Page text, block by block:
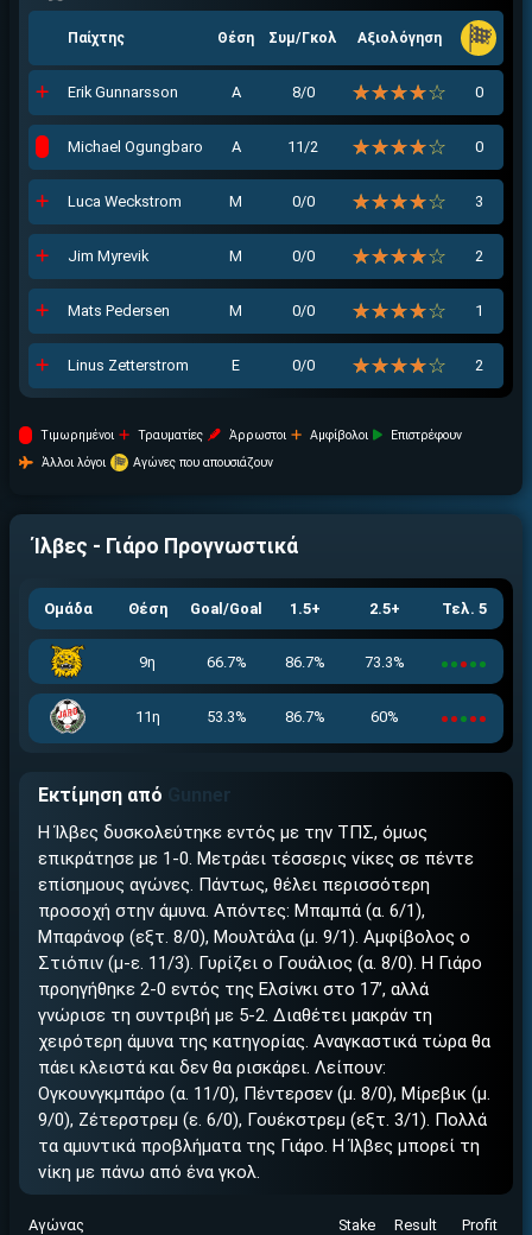
Παίχτης Θέση Συμ/Γκολ Αξιολόγηση
Erik Gunnarsson Α 8/0 ☆☆☆☆☆
★★★★★ 0
Michael Ogungbaro Α 11/2 ☆☆☆☆☆
★★★★★ 0
Luca Weckstrom Μ 0/0 ☆☆☆☆☆
★★★★★ 3
Jim Myrevik Μ 0/0 ☆☆☆☆☆
★★★★★ 2
Mats Pedersen Μ 0/0 ☆☆☆☆☆
★★★★★ 1
Linus Zetterstrom Ε 0/0 ☆☆☆☆☆
★★★★★ 2
Tιμωρημένοι Τραυματίες Άρρωστοι Αμφίβολοι
Επιστρέφουν
Άλλοι λόγοι
Αγώνες που απουσιάζουν
Ίλβες - Γιάρο Προγνωστικά
Ομάδα Θέση Goal/Goal 1.5+ 2.5+ Τελ. 5
9η 66.7% 86.7% 73.3%
11η 53.3% 86.7% 60%
Εκτίμηση από Gunner
Η Ίλβες δυσκολεύτηκε εντός με την ΤΠΣ, όμως
επικράτησε με 1-0. Μετράει τέσσερις νίκες σε πέντε
επίσημους αγώνες. Πάντως, θέλει περισσότερη
προσοχή στην άμυνα. Απόντες: Μπαμπά (α. 6/1),
Μπαράνοφ (εξτ. 8/0), Μουλτάλα (μ. 9/1). Αμφίβολος ο
Στιόπιν (μ-ε. 11/3). Γυρίζει ο Γουάλιος (α. 8/0). Η Γιάρο
προηγήθηκε 2-0 εντός της Ελσίνκι στο 17’, αλλά
γνώρισε τη συντριβή με 5-2. Διαθέτει μακράν τη
χειρότερη άμυνα της κατηγορίας. Αναγκαστικά τώρα θα
πάει κλειστά και δεν θα ρισκάρει. Λείπουν:
Ογκουνγκμπάρο (α. 11/0), Πέντερσεν (μ. 8/0), Μίρεβικ (μ.
9/0), Ζέτερστρεμ (ε. 6/0), Γουέκστρεμ (εξτ. 3/1). Πολλά
τα αμυντικά προβλήματα της Γιάρο. Η Ίλβες μπορεί τη
νίκη με πάνω από ένα γκολ.
Αγώνας
Stake
Result
Profit